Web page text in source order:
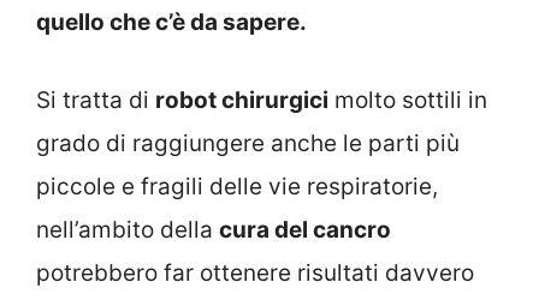
quello che c’è da sapere.
Si tratta di robot chirurgici molto sottili in
grado di raggiungere anche le parti più
piccole e fragili delle vie respiratorie,
nell’ambito della cura del cancro
potrebbero far ottenere risultati davvero